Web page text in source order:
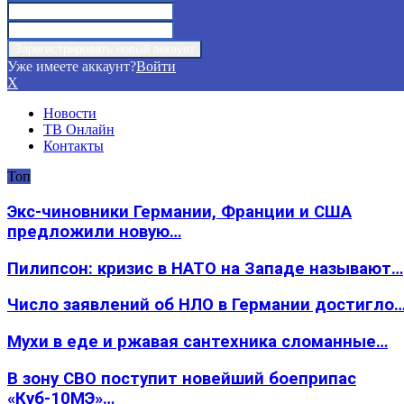
Уже имеете аккаунт?Войти
X
Новости
ТВ Онлайн
Контакты
Топ
Экс-чиновники Германии, Франции и США
предложили новую…
Пилипсон: кризис в НАТО на Западе называют…
Число заявлений об НЛО в Германии
Мухи в еде и ржавая сантехника сломанные…
В зону СВО поступит новейший боеприпас
«Куб-10МЭ»…